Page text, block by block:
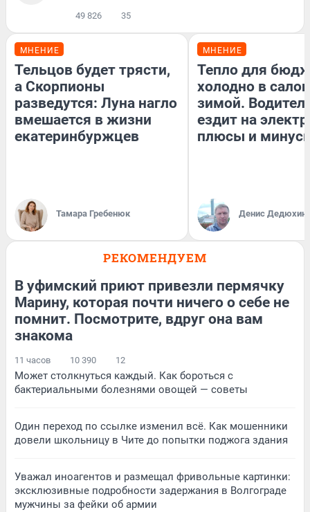
49 826 35
МНЕНИЕ
Тельцов будет трясти,
а Скорпионы
разведутся: Луна нагло
вмешается в жизни
екатеринбуржцев
Тамара Гребенюк
МНЕНИЕ
Тепло для
холодно в
зимой.
ездит на
плюсы и
Денис Дедюхин
РЕКОМЕНДУЕМ
В уфимский приют привезли пермячку
Марину, которая почти ничего о себе не
помнит. Посмотрите, вдруг она вам
знакома
11 часов 10 390 12
Может столкнуться каждый. Как бороться с
бактериальными болезнями овощей — советы
Один переход по ссылке изменил всё. Как мошенники
довели школьницу в Чите до попытки поджога здания
Уважал иноагентов и размещал фривольные картинки:
эксклюзивные подробности задержания в Волгограде
мужчины за фейки об армии